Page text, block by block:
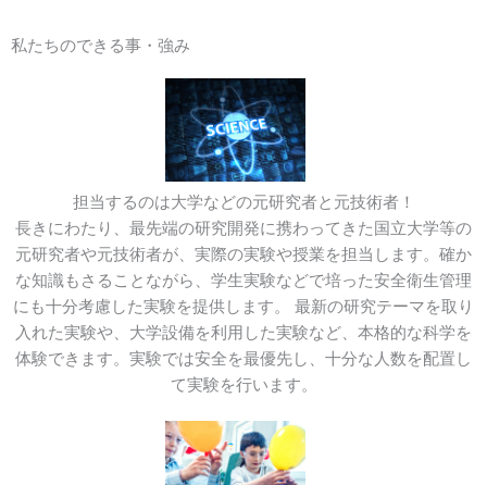
私たちのできる事・強み
担当するのは大学などの元研究者と元技術者！
長きにわたり、最先端の研究開発に携わってきた国立大学等の
元研究者や元技術者が、実際の実験や授業を担当します。確か
な知識もさることながら、学生実験などで培った安全衛生管理
にも十分考慮した実験を提供します。 最新の研究テーマを取り
入れた実験や、大学設備を利用した実験など、本格的な科学を
体験できます。実験では安全を最優先し、十分な人数を配置し
て実験を行います。